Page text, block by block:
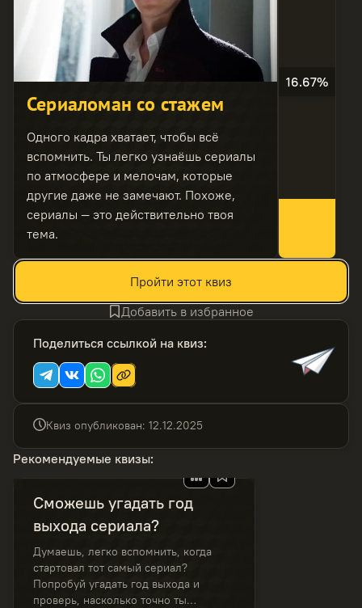
Сериаломан со стажем
Одного кадра хватает, чтобы всё
вспомнить. Ты легко узнаёшь сериалы
по атмосфере и мелочам, которые
другие даже не замечают. Похоже,
сериалы — это действительно твоя
тема.
16.67%
Пройти этот квиз
Добавить в избранное
Поделиться ссылкой на квиз:
Квиз опубликован: 12.12.2025
Рекомендуемые квизы:
Сможешь угадать год
выхода сериала?
Думаешь, легко вспомнить, когда
стартовал тот самый сериал?
Попробуй угадать год выхода и
проверь, насколько точно ты